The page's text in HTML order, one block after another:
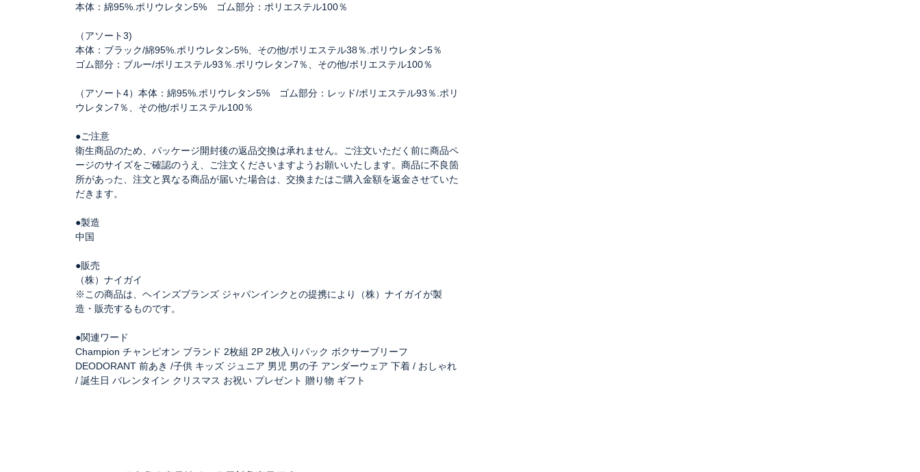
本体：綿95%.ポリウレタン5% ゴム部分：ポリエステル100％
（アソート3)
本体：ブラック/綿95%.ポリウレタン5%、その他/ポリエステル38％.ポリウレタン5％
ゴム部分：ブルー/ポリエステル93％.ポリウレタン7％、その他/ポリエステル100％
（アソート4）本体：綿95%.ポリウレタン5% ゴム部分：レッド/ポリエステル93％.ポリ
ウレタン7％、その他/ポリエステル100％
●ご注意
衛生商品のため、パッケージ開封後の返品交換は承れません。ご注文いただく前に商品ペ
ージのサイズをご確認のうえ、ご注文くださいますようお願いいたします。商品に不良箇
所があった、注文と異なる商品が届いた場合は、交換またはご購入金額を返金させていた
だきます。
●製造
中国
●販売
（株）ナイガイ
※この商品は、ヘインズブランズ ジャパンインクとの提携により（株）ナイガイが製
造・販売するものです。
●関連ワード
Champion チャンピオン ブランド 2枚組 2P 2枚入りパック ボクサーブリーフ
DEODORANT 前あき /子供 キッズ ジュニア 男児 男の子 アンダーウェア 下着 / おしゃれ
/ 誕生日 バレンタイン クリスマス お祝い プレゼント 贈り物 ギフト